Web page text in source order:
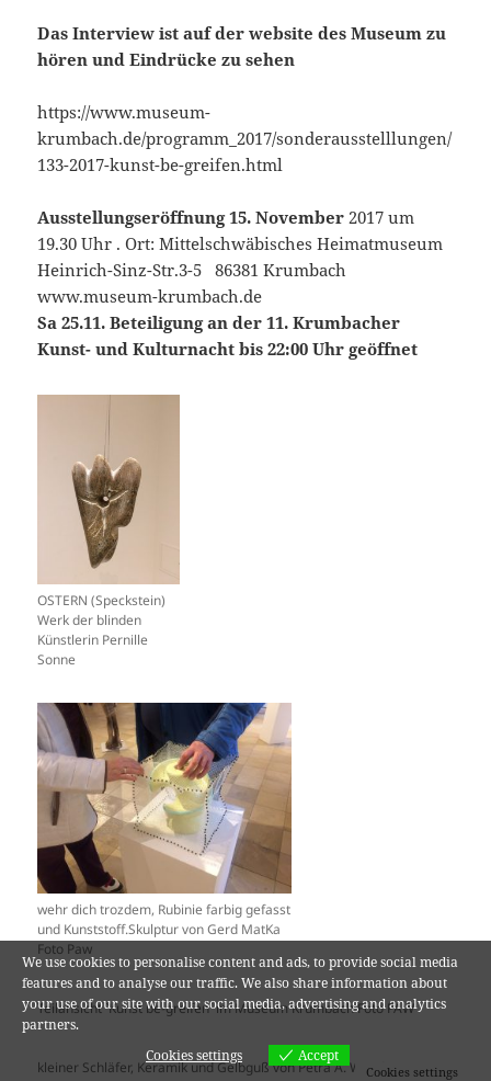
Das Interview ist auf der website des Museum zu
hören und Eindrücke zu sehen
https://www.museum-
krumbach.de/programm_2017/sonderausstelllungen/
133-2017-kunst-be-greifen.html
Ausstellungseröffnung 15. November 2017 um
19.30 Uhr . Ort: Mittelschwäbisches Heimatmuseum
Heinrich-Sinz-Str.3-5 86381 Krumbach
www.museum-krumbach.de
Sa 25.11. Beteiligung an der 11. Krumbacher
Kunst- und Kulturnacht bis 22:00 Uhr geöffnet
OSTERN (Speckstein)
Werk der blinden
Künstlerin Pernille
Sonne
wehr dich trozdem, Rubinie farbig gefasst
und Kunststoff.Skulptur von Gerd MatKa
Foto Paw
Teilansicht `Kunst be-greifen´ im Museum Krumbach Foto PAW
kleiner Schläfer, Keramik und Gelbguß von Petra A. Wende
We use cookies to personalise content and ads, to provide social media
features and to analyse our traffic. We also share information about
your use of our site with our social media, advertising and analytics
partners.
Cookies settings
Accept
Cookies settings